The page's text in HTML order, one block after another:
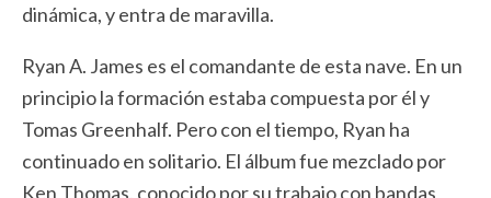
dinámica, y entra de maravilla.
Ryan A. James es el comandante de esta nave. En un
principio la formación estaba compuesta por él y
Tomas Greenhalf. Pero con el tiempo, Ryan ha
continuado en solitario. El álbum fue mezclado por
Ken Thomas, conocido por su trabajo con bandas